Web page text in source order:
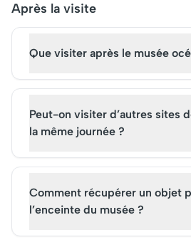
Après la visite
Que visiter après le musée
Peut-on visiter d’autres sites
la même journée ?
Comment récupérer un objet
l’enceinte du musée ?